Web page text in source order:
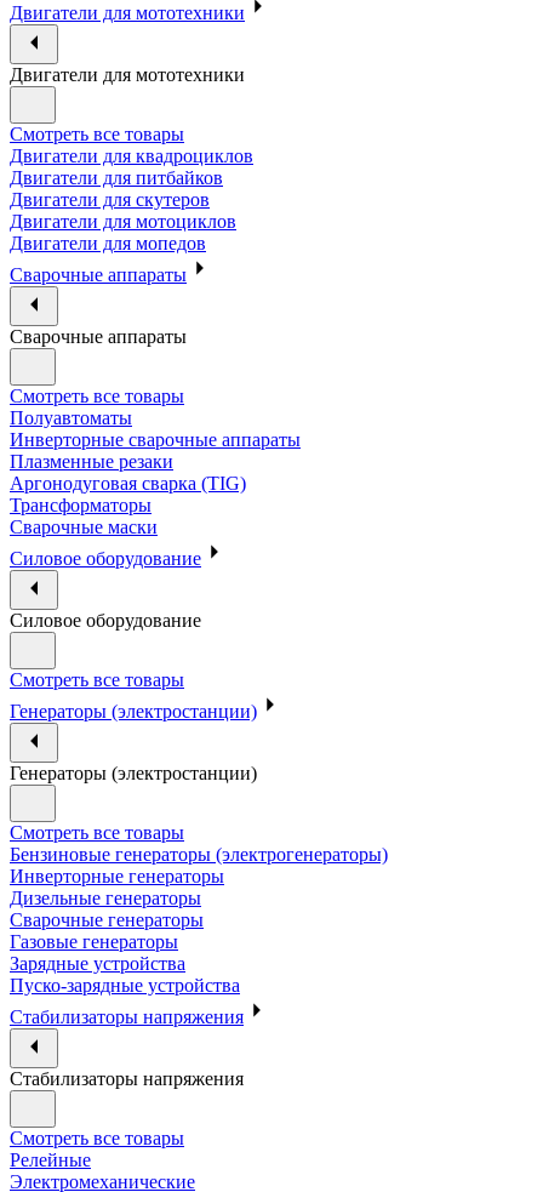
Двигатели для мототехники
Двигатели для мототехники
Смотреть все товары
Двигатели для квадроциклов
Двигатели для питбайков
Двигатели для скутеров
Двигатели для мотоциклов
Двигатели для мопедов
Сварочные аппараты
Сварочные аппараты
Смотреть все товары
Полуавтоматы
Инверторные сварочные аппараты
Плазменные резаки
Аргонодуговая сварка (TIG)
Трансформаторы
Сварочные маски
Силовое оборудование
Силовое оборудование
Смотреть все товары
Генераторы (электростанции)
Генераторы (электростанции)
Смотреть все товары
Бензиновые генераторы (электрогенераторы)
Инверторные генераторы
Дизельные генераторы
Сварочные генераторы
Газовые генераторы
Зарядные устройства
Пуско-зарядные устройства
Стабилизаторы напряжения
Стабилизаторы напряжения
Смотреть все товары
Релейные
Электромеханические